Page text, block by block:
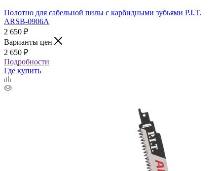
Полотно для сабельной пилы с карбидными зубьями P.I.T.
ARSB-0906A
2 650 ₽
Варианты цен
2 650 ₽
Подробности
Где купить